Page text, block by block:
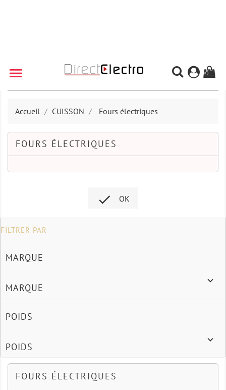
 (0)
Accueil CUISSON Fours électriques
FOURS ÉLECTRIQUES
 OK
FILTRER PAR
MARQUE
MARQUE

POIDS
POIDS

FOURS ÉLECTRIQUES